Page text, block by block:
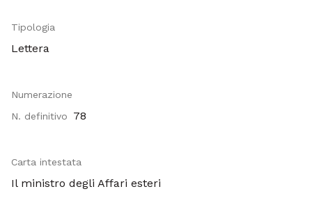
Tipologia
Lettera
Numerazione
N. definitivo
78
Carta intestata
Il ministro degli Affari esteri